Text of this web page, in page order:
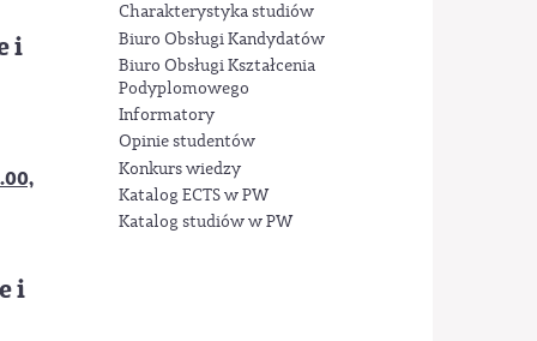
Charakterystyka studiów
Biuro Obsługi Kandydatów
Biuro Obsługi Kształcenia
Podyplomowego
Informatory
Opinie studentów
Konkurs wiedzy
Katalog ECTS w PW
Katalog studiów w PW
i
i